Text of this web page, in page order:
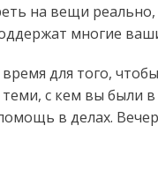
на вещи
многие
для того,
с кем вы были в
в делах.